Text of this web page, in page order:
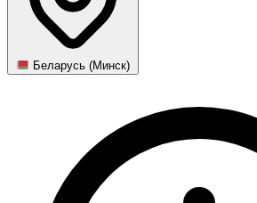
Беларусь (Минск)